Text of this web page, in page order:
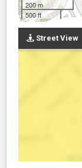
200 m
500 ft
Street View